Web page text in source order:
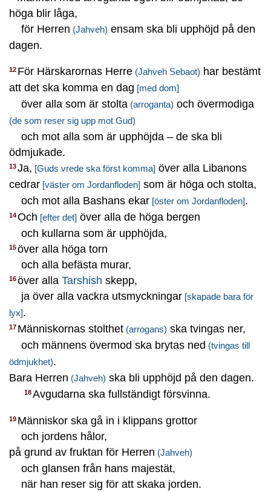
höga blir låga,
för Herren (Jahveh) ensam ska bli upphöjd på den
dagen.
12 För Härskarornas Herre (Jahveh Sebaot) har bestämt
att det ska komma en dag [med dom]
över alla som är stolta (arroganta) och övermodiga
(de som reser sig upp mot Gud)
och mot alla som är upphöjda – de ska bli
ödmjukade.
13Ja, [Guds vrede ska först komma] över alla Libanons
cedrar [väster om Jordanfloden] som är höga och stolta,
och mot alla Bashans ekar [öster om Jordanfloden].
14Och [efter det] över alla de höga bergen
och kullarna som är upphöjda,
15över alla höga torn
och alla befästa murar,
16över allaTarshish skepp,
ja över alla vackra utsmyckningar [skapade bara för
lyx].
17 Människornas stolthet (arrogans) ska tvingas ner,
och männens övermod ska brytas ned (tvingas till
ödmjukhet).
Bara Herren (Jahveh) ska bli upphöjd på den dagen.
18Avgudarna ska fullständigt försvinna.
19 Människor ska gå in i klippans grottor
och jordens hålor,
på grund av fruktan för Herren (Jahveh)
och glansen från hans majestät,
när han reser sig för att skaka jorden.